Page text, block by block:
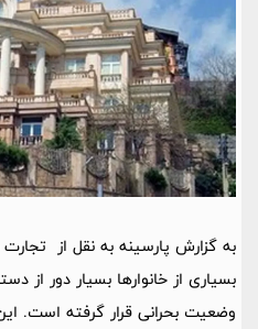
به گزارش پارسینه به نقل از تجارت
بسیاری از خانوارها بسیار دور از
وضعیت بحرانی قرار گرفته است.